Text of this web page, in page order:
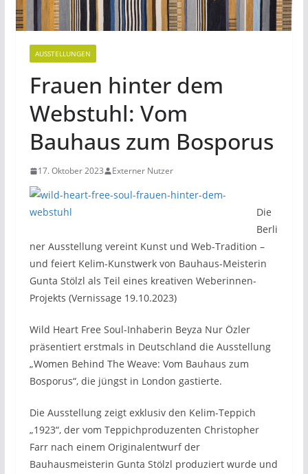
AUSSTELLUNGEN
Frauen hinter dem
Webstuhl: Vom
Bauhaus zum Bosporus
17. Oktober 2023 Externer Nutzer
Die
Berli
ner Ausstellung vereint Kunst und Web-Tradition –
und feiert Kelim-Kunstwerk von Bauhaus-Meisterin
Gunta Stölzl als Teil eines kreativen Weberinnen-
Projekts (Vernissage 19.10.2023)
Wild Heart Free Soul-Inhaberin Beyza Nur Özler
präsentiert erstmals in Deutschland die Ausstellung
„Women Behind The Weave: Vom Bauhaus zum
Bosporus“, die jüngst in London gastierte.
Die Ausstellung zeigt exklusiv den Kelim-Teppich
„1923“, der vom Teppichproduzenten Christopher
Farr nach einem Originalentwurf der
Bauhausmeisterin Gunta Stölzl produziert wurde und